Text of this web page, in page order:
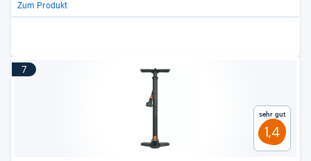
Zum Produkt
7
Sehr gut
1,4